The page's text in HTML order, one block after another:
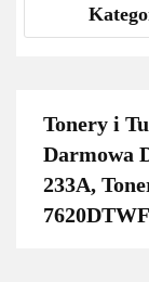
Tonery i
Darmowa
233A,
7620DTWF